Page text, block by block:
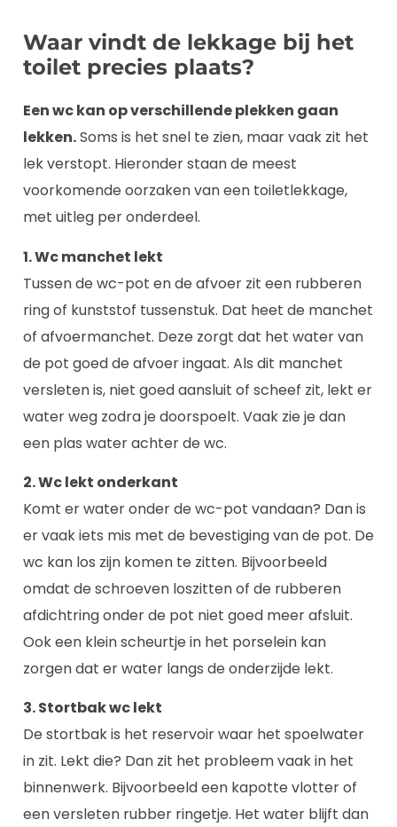
Waar vindt de lekkage bij het
toilet precies plaats?
Een wc kan op verschillende plekken gaan
lekken.Soms is het snel te zien, maar vaak zit het
lek verstopt. Hieronder staan de meest
voorkomende oorzaken van een toiletlekkage,
met uitleg per onderdeel.
1. Wc manchet lekt
Tussen de wc-pot en de afvoer zit een rubberen
ring of kunststof tussenstuk. Dat heet de manchet
of afvoermanchet. Deze zorgt dat het water van
de pot goed de afvoer ingaat. Als dit manchet
versleten is, niet goed aansluit of scheef zit, lekt er
water weg zodra je doorspoelt. Vaak zie je dan
een plas water achter de wc.
2. Wc lekt onderkant
Komt er water onder de wc-pot vandaan? Dan is
er vaak iets mis met de bevestiging van de pot. De
wc kan los zijn komen te zitten. Bijvoorbeeld
omdat de schroeven loszitten of de rubberen
afdichtring onder de pot niet goed meer afsluit.
Ook een klein scheurtje in het porselein kan
zorgen dat er water langs de onderzijde lekt.
3. Stortbak wc lekt
De stortbak is het reservoir waar het spoelwater
in zit. Lekt die? Dan zit het probleem vaak in het
binnenwerk. Bijvoorbeeld een kapotte vlotter of
een versleten rubber ringetje. Het water blijft dan